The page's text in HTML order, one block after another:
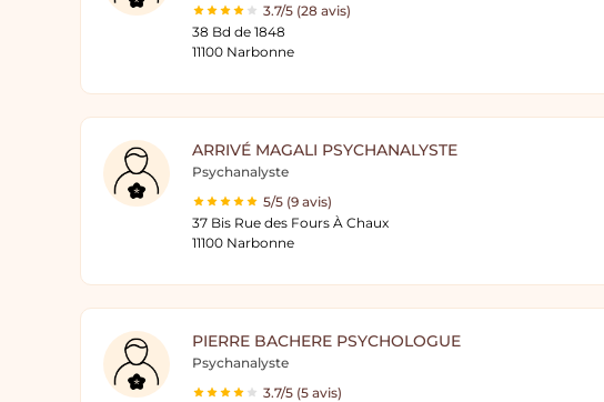
3.7/5 (28 avis)
38 Bd de 1848
11100 Narbonne
ARRIVÉ MAGALI PSYCHANALYSTE
Psychanalyste
5/5 (9 avis)
37 Bis Rue des Fours À Chaux
11100 Narbonne
PIERRE BACHERE PSYCHOLOGUE
Psychanalyste
3.7/5 (5 avis)